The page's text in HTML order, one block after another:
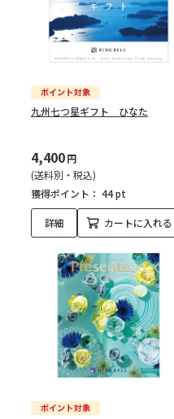
九州七つ星ギフト ひなた
4,400円
(送料別・税込)
獲得ポイント： 44 pt
詳細 カートに入れる